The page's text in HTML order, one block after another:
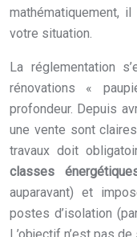
mathématiquement,
votre situation.
La réglementation
rénovations «
profondeur. Depuis
une vente sont
travaux doit
classes
auparavant) et
postes d’isolation
L’objectif n’est pas